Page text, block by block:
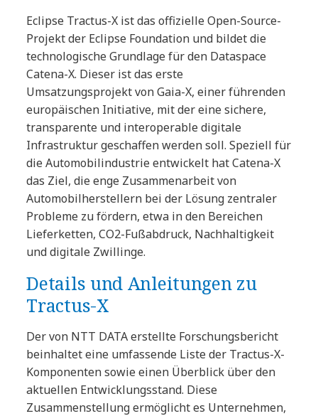
Eclipse Tractus-X ist das offizielle Open-Source-
Projekt der Eclipse Foundation und bildet die
technologische Grundlage für den Dataspace
Catena-X. Dieser ist das erste
Umsatzungsprojekt von Gaia-X, einer führenden
europäischen Initiative, mit der eine sichere,
transparente und interoperable digitale
Infrastruktur geschaffen werden soll. Speziell für
die Automobilindustrie entwickelt hat Catena-X
das Ziel, die enge Zusammenarbeit von
Automobilherstellern bei der Lösung zentraler
Probleme zu fördern, etwa in den Bereichen
Lieferketten, CO2-Fußabdruck, Nachhaltigkeit
und digitale Zwillinge.
Details und Anleitungen zu
Tractus-X
Der von NTT DATA erstellte Forschungsbericht
beinhaltet eine umfassende Liste der Tractus-X-
Komponenten sowie einen Überblick über den
aktuellen Entwicklungsstand. Diese
Zusammenstellung ermöglicht es Unternehmen,